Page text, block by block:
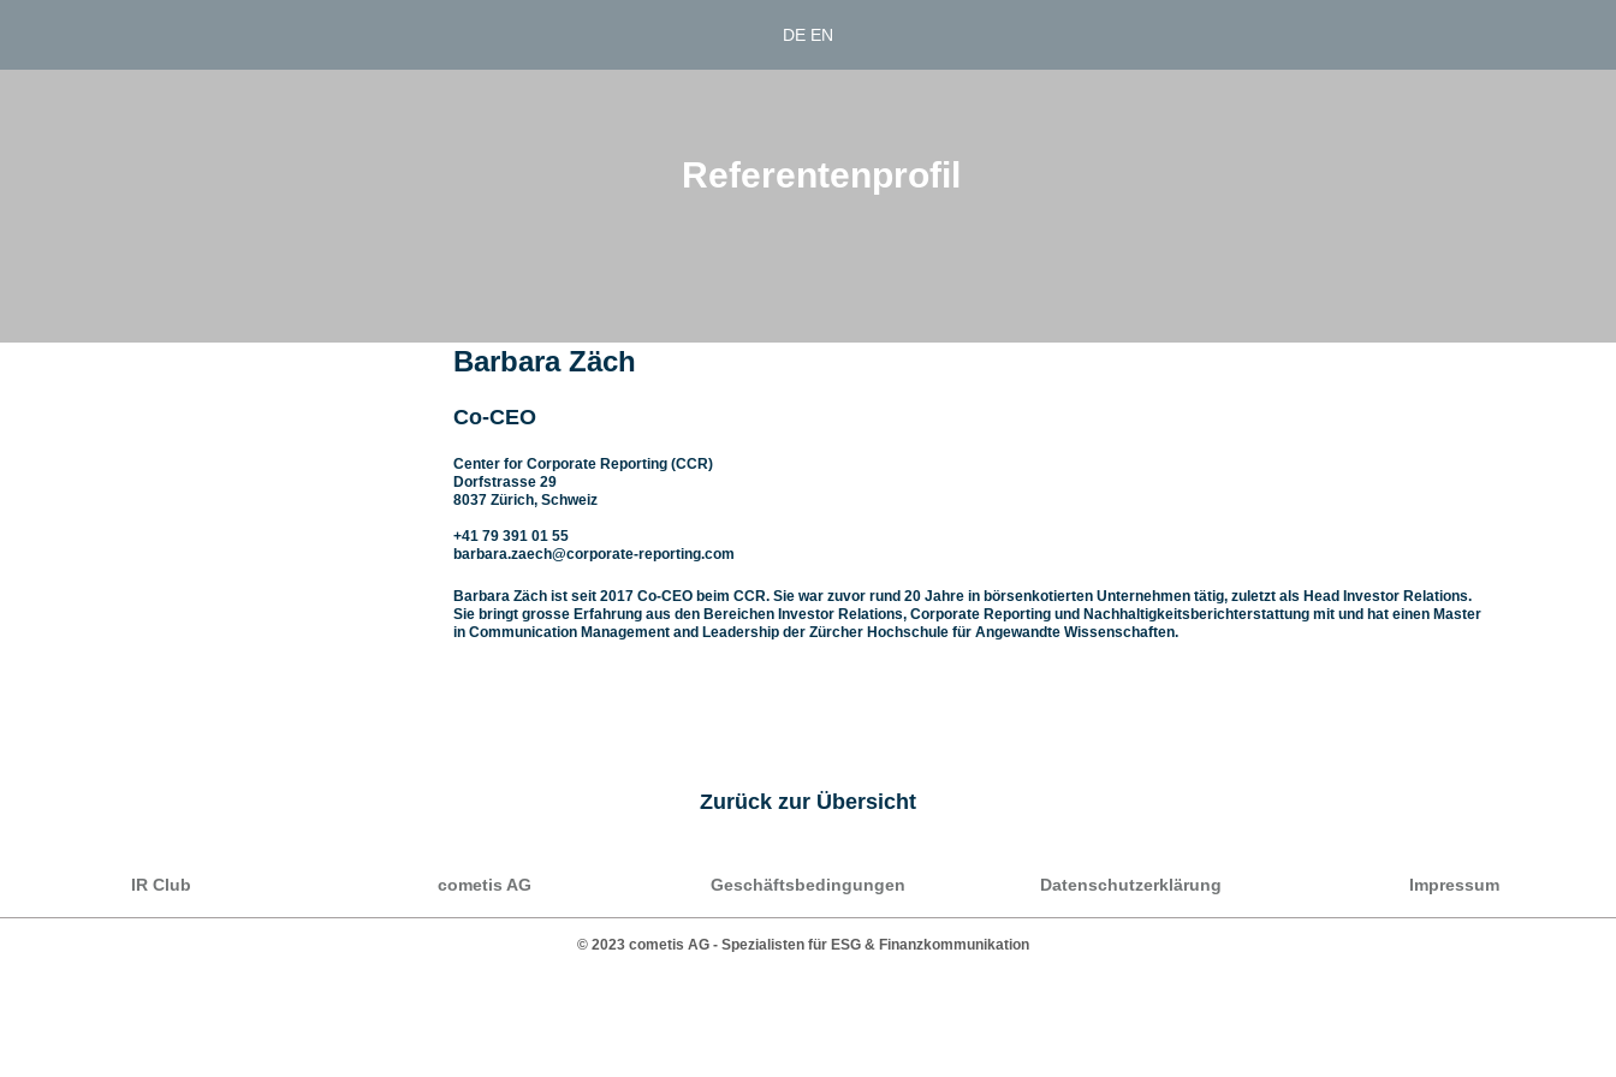
DE EN
Referentenprofil
Barbara Zäch
Co-CEO
Center for Corporate Reporting (CCR)
Dorfstrasse 29
8037 Zürich, Schweiz
+41 79 391 01 55
barbara.zaech@corporate-reporting.com
Barbara Zäch ist seit 2017 Co-CEO beim CCR. Sie war zuvor rund 20 Jahre in börsenkotierten Unternehmen tätig, zuletzt als Head Investor Relations.
Sie bringt grosse Erfahrung aus den Bereichen Investor Relations, Corporate Reporting und Nachhaltigkeitsberichterstattung mit und hat einen Master
in Communication Management and Leadership der Zürcher Hochschule für Angewandte Wissenschaften.
Zurück zur Übersicht
IR Club cometis AG Geschäftsbedingungen Datenschutzerklärung Impressum
© 2023 cometis AG - Spezialisten für ESG & Finanzkommunikation